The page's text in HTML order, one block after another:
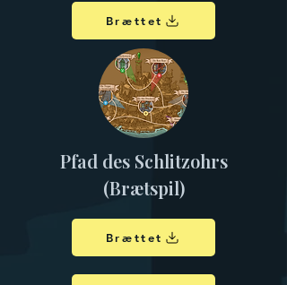
Brættet
Pfad des Schlitzohrs
(Brætspil)
Brættet